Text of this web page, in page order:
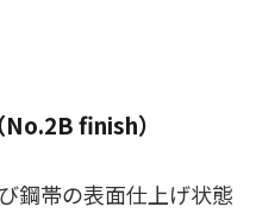
finish）
鋼帯の表面仕上げ状態